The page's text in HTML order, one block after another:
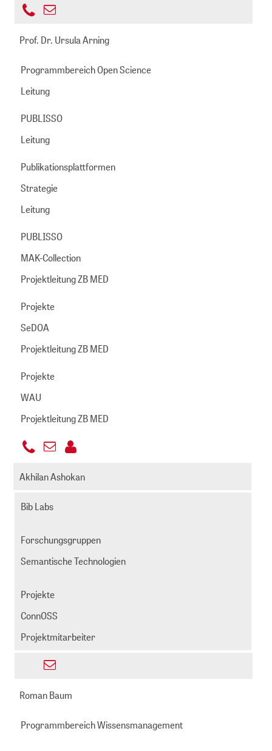
+49
999892
-
669
senden
Prof. Dr. Ursula Arning
Programmbereich Open Science
Leitung
PUBLISSO
Leitung
Publikationsplattformen
Strategie
Leitung
PUBLISSO
MAK-Collection
Projektleitung ZB MED
Projekte
SeDOA
Projektleitung ZB MED
Projekte
WAU
Projektleitung ZB MED
+49
999892
-
E-
senden
Akhilan Ashokan
Bib Labs
Forschungsgruppen
Semantische Technologien
Projekte
ConnOSS
Projektmitarbeiter
senden
Roman Baum
Programmbereich Wissensmanagement